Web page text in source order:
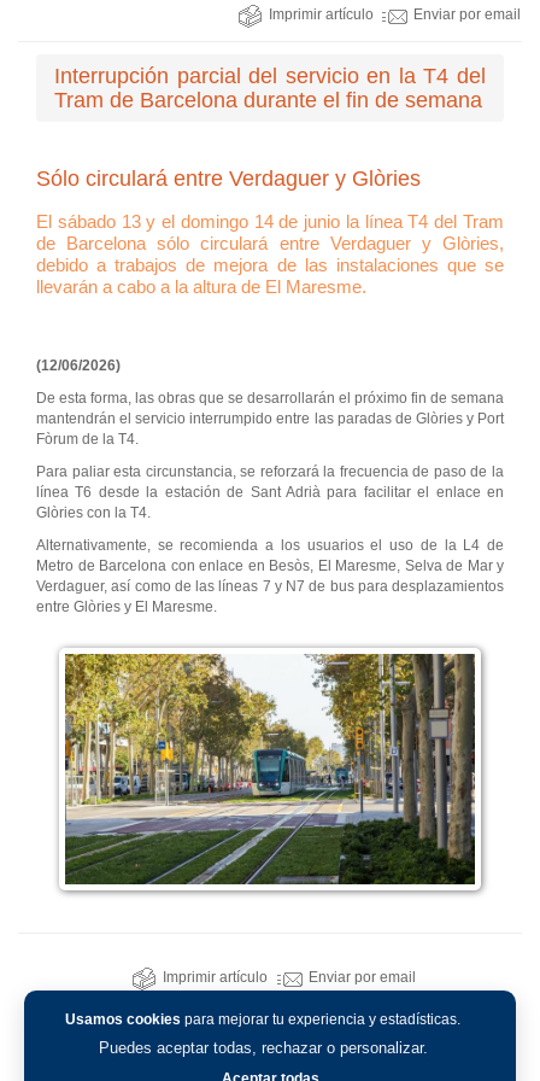
Usamos cookies para mejorar tu experiencia y estadísticas.
Puedes aceptar todas, rechazar o personalizar.
Imprimir artículo Enviar por email
Interrupción parcial del servicio en la T4 del
Tram de Barcelona durante el fin de semana
Sólo circulará entre Verdaguer y Glòries
El sábado 13 y el domingo 14 de junio la línea T4 del Tram
de Barcelona sólo circulará entre Verdaguer y Glòries,
debido a trabajos de mejora de las instalaciones que se
llevarán a cabo a la altura de El Maresme.
(12/06/2026)
De esta forma, las obras que se desarrollarán el próximo fin de semana
mantendrán el servicio interrumpido entre las paradas de Glòries y Port
Fòrum de la T4.
Para paliar esta circunstancia, se reforzará la frecuencia de paso de la
línea T6 desde la estación de Sant Adrià para facilitar el enlace en
Glòries con la T4.
Alternativamente, se recomienda a los usuarios el uso de la L4 de
Metro de Barcelona con enlace en Besòs, El Maresme, Selva de Mar y
Verdaguer, así como de las líneas 7 y N7 de bus para desplazamientos
entre Glòries y El Maresme.
Imprimir artículo Enviar por email